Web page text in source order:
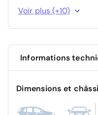
Essuie-vitre avant
Airbags (Frontaux,
Airbag passager
Airbag Conducteur
Voir plus (+10)
Informations
Dimensions et